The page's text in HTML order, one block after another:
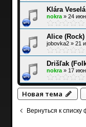
Klára
nokra» 24
Alice (Rock)
jobovka2» 21
Drišľak
nokra» 17
Новая тема
Вернуться к списку